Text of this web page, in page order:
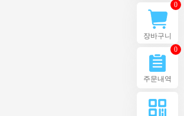
장바구니
0
주문내역
0